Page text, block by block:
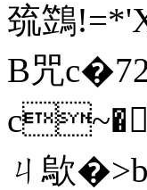
巯鷑
B咒
c~�
ㄐ歍